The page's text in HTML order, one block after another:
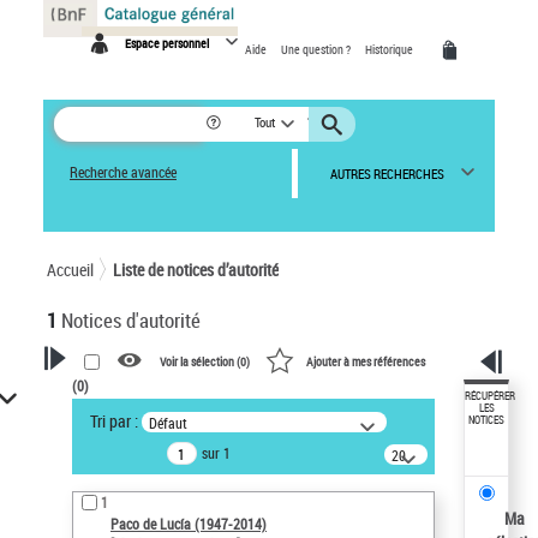
Espace personnel Aide Une question ? Historique
Tout
Recherche avancée AUTRES RECHERCHES
Accueil Liste de notices d’autorité
1 Notices d'autorité
VOTRE RECHERCHE
Recherche avancée dans les
notices d’autorité
Œuvres liées à l'auteur :
Paco de Lucía (1947-2014)
Voir la sélection (0) Ajouter à mes références
(0)
Tri par : Défaut
sur 1
20
résultats/page
1
Paco de Lucía (1947-2014)
RÉCUPÉRER
LES
NOTICES
Ma
Panneau de gestion des cookies